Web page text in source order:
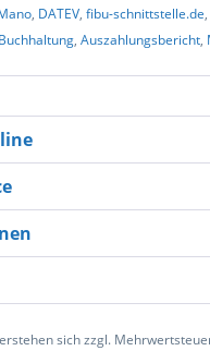
, DATEV, fibu-schnittstelle.de,
Buchhaltung, Auszahlungsbericht,
sich zzgl.